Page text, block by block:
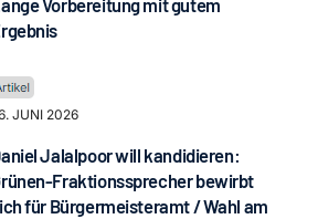
Vorbereitung mit gutem
JUNI 2026
Jalalpoor will kandidieren:
Fraktionssprecher bewirbt
für Bürgermeisteramt / Wahl am